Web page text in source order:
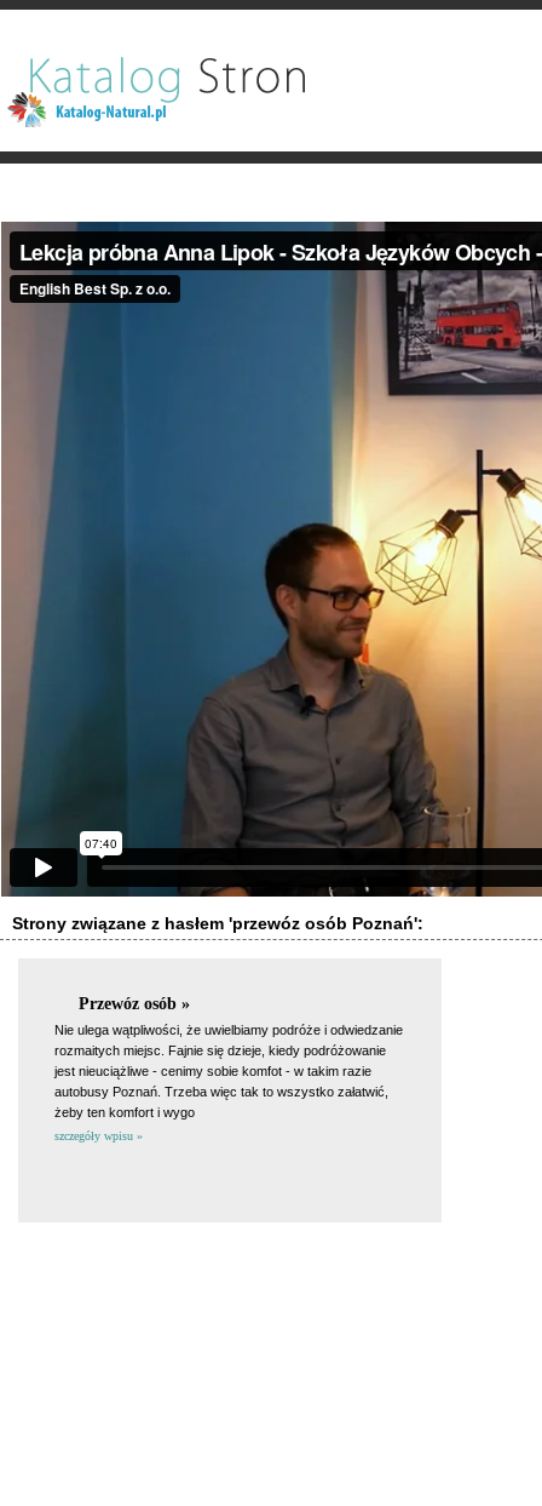
Strony związane z hasłem 'przewóz osób Poznań':
Przewóz osób »
Nie ulega wątpliwości, że uwielbiamy podróże i odwiedzanie
rozmaitych miejsc. Fajnie się dzieje, kiedy podróżowanie
jest nieuciążliwe - cenimy sobie komfot - w takim razie
autobusy Poznań. Trzeba więc tak to wszystko załatwić,
żeby ten komfort i wygo
szczegóły wpisu »